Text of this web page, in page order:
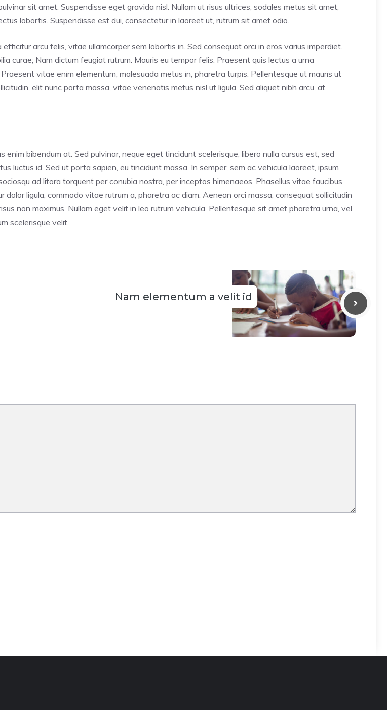
sit amet. Suspendisse eget gravida nisl. Nullam ut risus ultrices, sodales metus sit amet,
lobortis. Suspendisse est dui, consectetur in laoreet ut, rutrum sit amet odio.
arcu felis, vitae ullamcorper sem lobortis in. Sed consequat orci in eros varius imperdiet.
curae; Nam dictum feugiat rutrum. Mauris eu tempor felis. Praesent quis lectus a urna
vitae enim elementum, malesuada metus in, pharetra turpis. Pellentesque ut mauris ut
elit nunc porta massa, vitae venenatis metus nisl ut ligula. Sed aliquet nibh arcu, at
bibendum at. Sed pulvinar, neque eget tincidunt scelerisque, libero nulla cursus est, sed
luctus id. Sed ut porta sapien, eu tincidunt massa. In semper, sem ac vehicula laoreet, ipsum
ad litora torquent per conubia nostra, per inceptos himenaeos. Phasellus vitae faucibus
ligula, commodo vitae rutrum a, pharetra ac diam. Aenean orci massa, consequat sollicitudin
non maximus. Nullam eget velit in leo rutrum vehicula. Pellentesque sit amet pharetra urna, vel
scelerisque velit.
Nam elementum a velit id